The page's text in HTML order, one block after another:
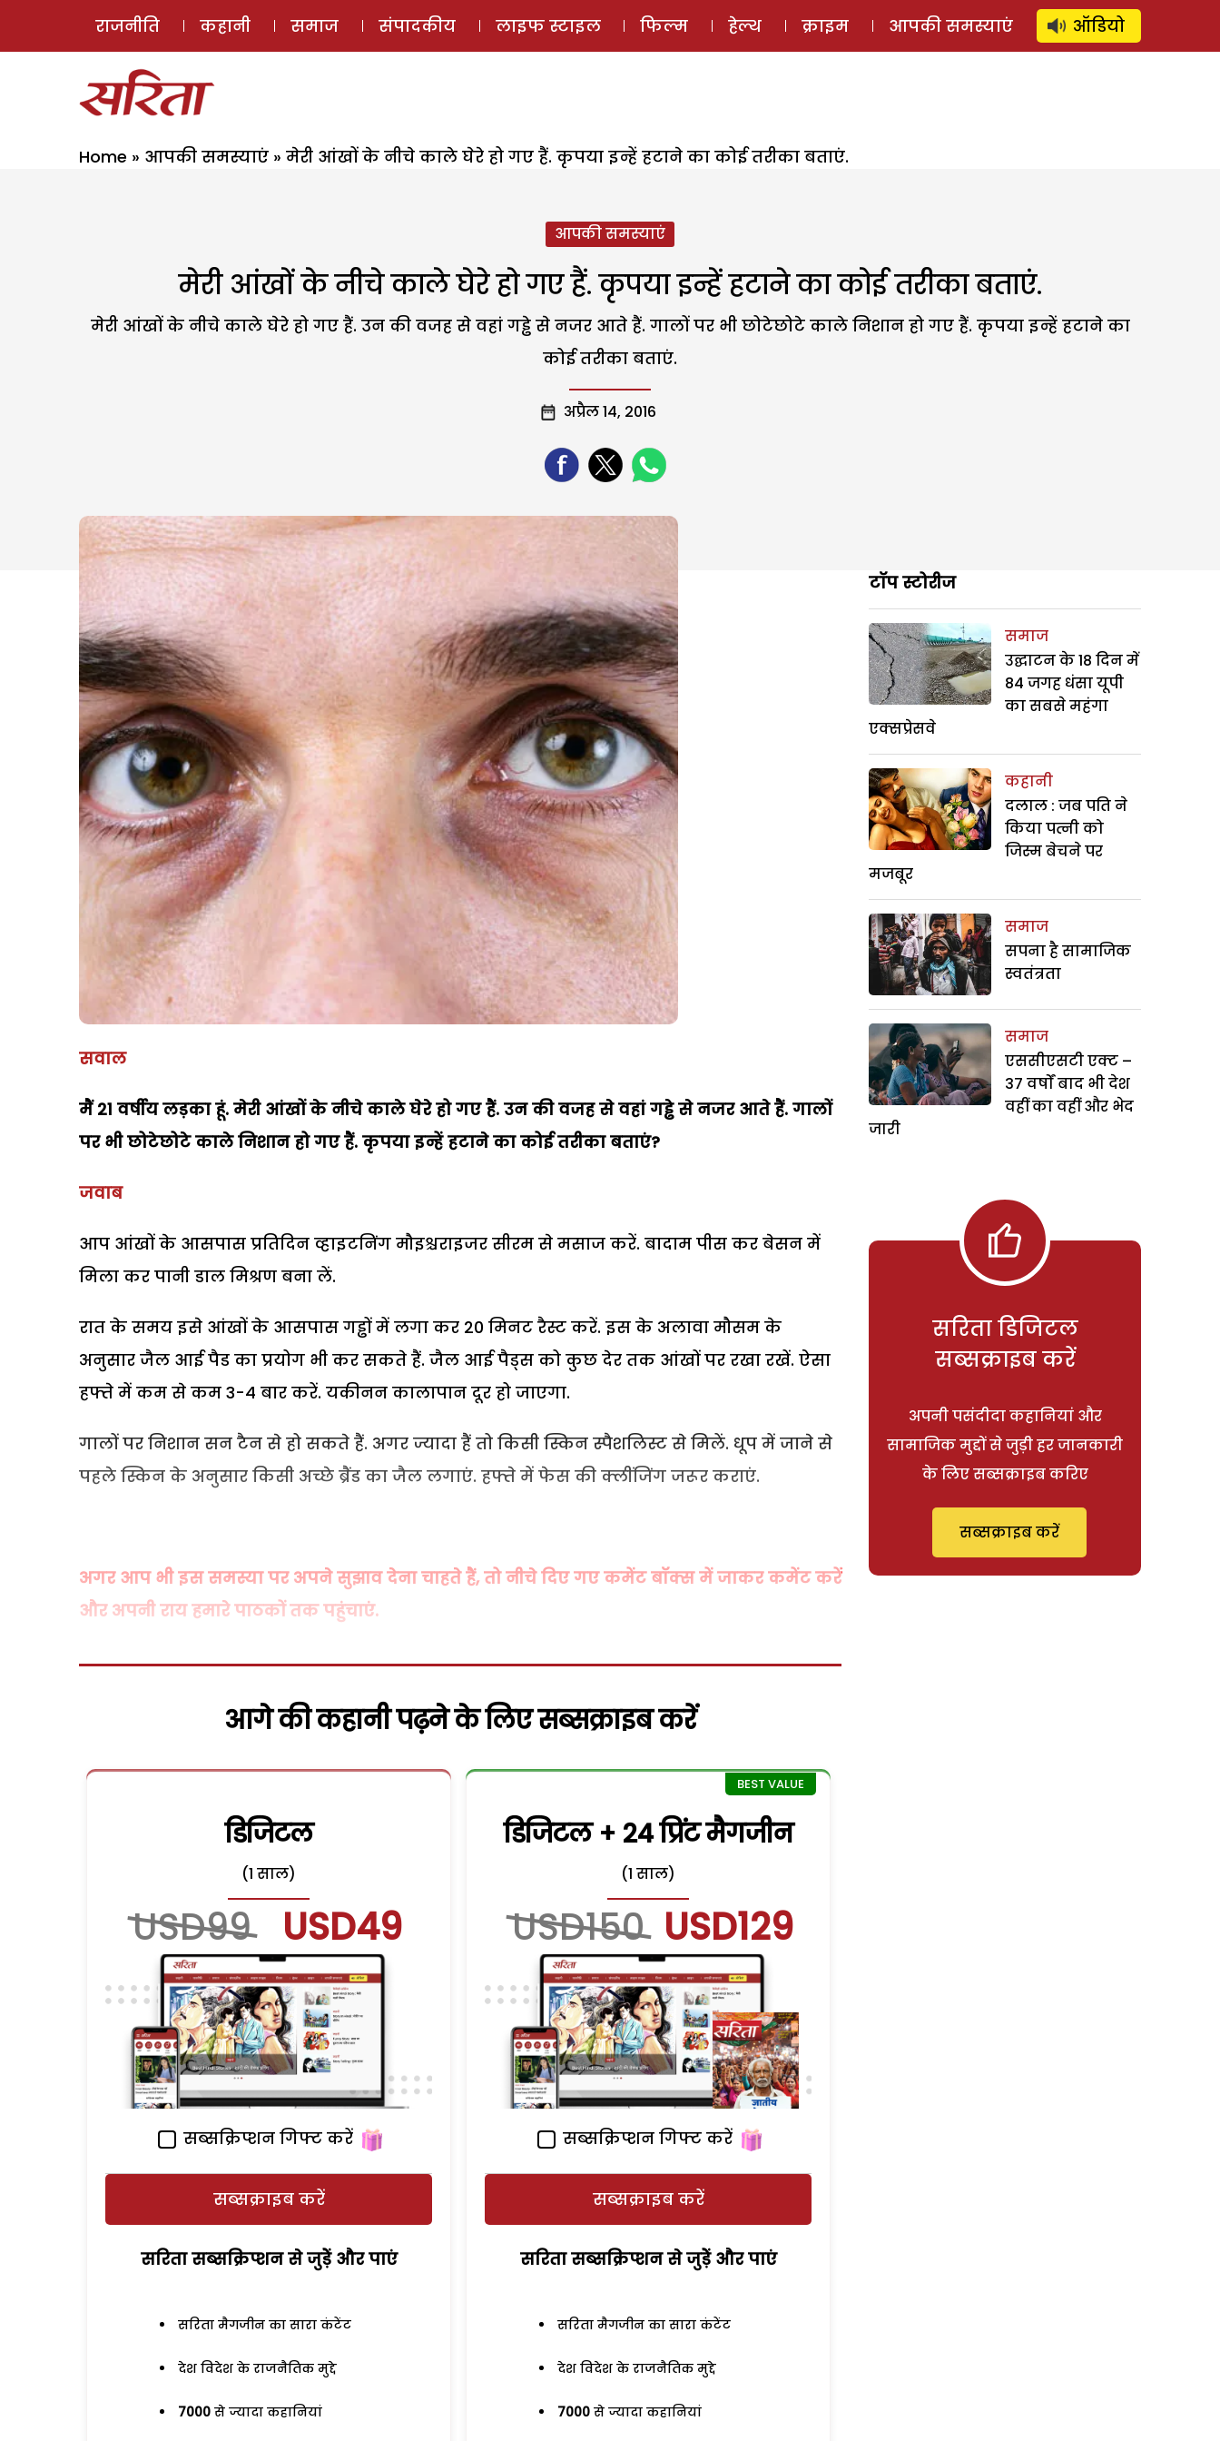
ई-मैगज़ीन ऑडियो स्टोरी लॉग इन ⚲ SUBSCRIBE
राजनीति कहानी समाज संपादकीय लाइफ स्टाइल फिल्म हेल्थ क्राइम आपकी समस्याएं ऑडियो
Home » आपकी समस्याएं » मेरी आंखों के नीचे काले घेरे हो गए हैं. कृपया इन्हें हटाने का कोई तरीका बताएं.
आपकी समस्याएं
मेरी आंखों के नीचे काले घेरे हो गए हैं. कृपया इन्हें हटाने का कोई तरीका बताएं.
मेरी आंखों के नीचे काले घेरे हो गए हैं. उन की वजह से वहां गड्ढे से नजर आते हैं. गालों पर भी छोटेछोटे काले निशान हो गए हैं. कृपया इन्हें हटाने का
कोई तरीका बताएं.
अप्रैल 14, 2016
सवाल
मैं 21 वर्षीय लड़का हूं. मेरी आंखों के नीचे काले घेरे हो गए हैं. उन की वजह से वहां गड्ढे से नजर आते हैं. गालों
पर भी छोटेछोटे काले निशान हो गए हैं. कृपया इन्हें हटाने का कोई तरीका बताएं?
जवाब
आप आंखों के आसपास प्रतिदिन व्हाइटनिंग मौइश्चराइजर सीरम से मसाज करें. बादाम पीस कर बेसन में
मिला कर पानी डाल मिश्रण बना लें.
रात के समय इसे आंखों के आसपास गड्ढों में लगा कर 20 मिनट रैस्ट करें. इस के अलावा मौसम के
अनुसार जैल आई पैड का प्रयोग भी कर सकते हैं. जैल आई पैड्स को कुछ देर तक आंखों पर रखा रखें. ऐसा
हफ्ते में कम से कम 3-4 बार करें. यकीनन कालापान दूर हो जाएगा.
गालों पर निशान सन टैन से हो सकते हैं. अगर ज्यादा हैं तो किसी स्किन स्पैशलिस्ट से मिलें. धूप में जाने से
पहले स्किन के अनुसार किसी अच्छे ब्रैंड का जैल लगाएं. हफ्ते में फेस की क्लींजिंग जरूर कराएं.
अगर आप भी इस समस्या पर अपने सुझाव देना चाहते हैं, तो नीचे दिए गए कमेंट बॉक्स में जाकर कमेंट करें
और अपनी राय हमारे पाठकों तक पहुंचाएं.
आगे की कहानी पढ़ने के लिए सब्सक्राइब करें
डिजिटल
(1 साल)
USD99 USD49
सब्सक्रिप्शन गिफ्ट करें
सब्सक्राइब करें
सरिता सब्सक्रिप्शन से जुड़ेें और पाएं
सरिता मैगजीन का सारा कंटेंट
देश विदेश के राजनैतिक मुद्दे
7000 से ज्यादा कहानियां
डिजिटल + 24 प्रिंट मैगजीन
(1 साल)
USD150 USD129
सब्सक्रिप्शन गिफ्ट करें
सब्सक्राइब करें
सरिता सब्सक्रिप्शन से जुड़ेें और पाएं
सरिता मैगजीन का सारा कंटेंट
देश विदेश के राजनैतिक मुद्दे
7000 से ज्यादा कहानियां
टॉप स्टोरीज
समाज
उद्घाटन के 18 दिन में
84 जगह धंसा यूपी
का सबसे महंगा
एक्सप्रेसवे
कहानी
दलाल : जब पति ने
किया पत्नी को
जिस्म बेचने पर
मजबूर
समाज
सपना है सामाजिक
स्वतंत्रता
समाज
एससीएसटी एक्ट –
37 वर्षों बाद भी देश
वहीं का वहीं और भेद
जारी
सरिता डिजिटल
सब्सक्राइब करें
अपनी पसंदीदा कहानियां और
सामाजिक मुद्दों से जुड़ी हर जानकारी
के लिए सब्सक्राइब करिए
सब्सक्राइब करें